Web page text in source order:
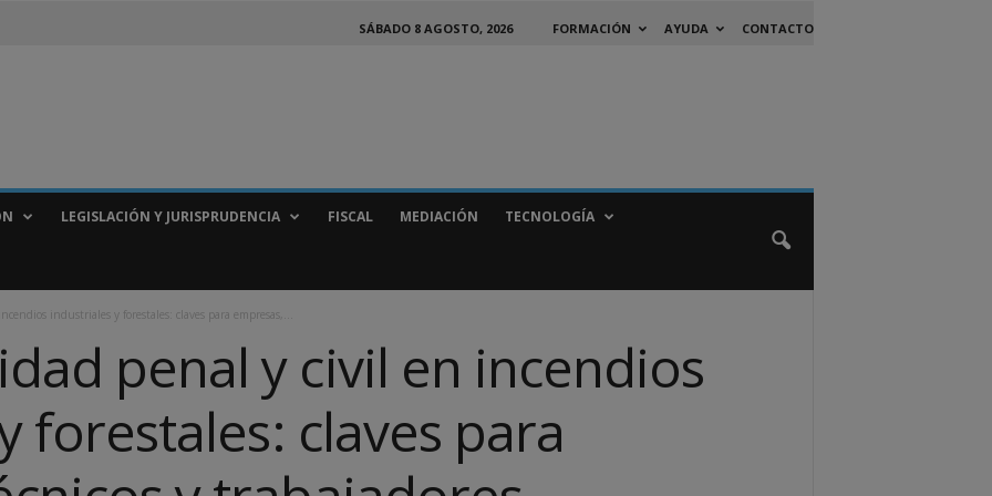
SÁBADO 8 AGOSTO, 2026 FORMACIÓN AYUDA CONTACTO
LEGISLACIÓN Y JURISPRUDENCIA FISCAL MEDIACIÓN TECNOLOGÍA
industriales y forestales: claves para empresas,...
penal y civil en incendios
forestales: claves para